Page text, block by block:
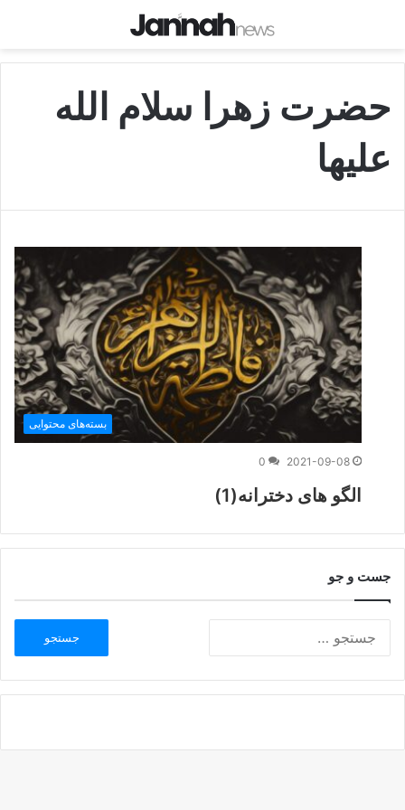
حضرت زهرا سلام الله
علیها
بسته‌های محتوایی
2021-09-08
0
الگو های دخترانه(1)
جست و جو